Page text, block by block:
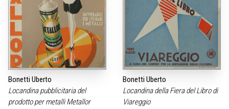
Bonetti Uberto
Locandina pubblicitaria del
prodotto per metalli Metallor
Bonetti Uberto
Locandina della Fiera del Libro di
Viareggio